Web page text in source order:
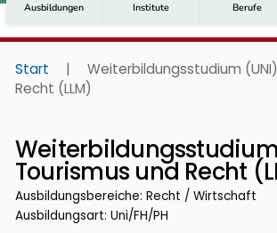
Ausbildungen Institute Berufe
Start |
Weiterbildungsstudium
Recht (LLM)
Tourismus und Recht
Ausbildungsbereiche: Recht / Wirtschaft
Ausbildungsart: Uni/FH/PH